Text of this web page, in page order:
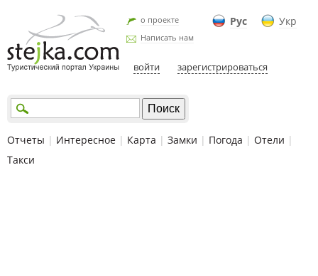
Рус Укр
о проекте
Написать нам
войти зарегистрироваться
Отчеты | Интересное | Карта | Замки | Погода | Отели |
Такси